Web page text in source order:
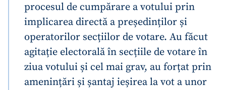
procesul de cumpărare a votului prin
implicarea directă a președinților și
operatorilor secțiilor de votare. Au făcut
agitație electorală în secțiile de votare în
ziua votului și cel mai grav, au forțat prin
amenințări și șantaj ieșirea la vot a unor